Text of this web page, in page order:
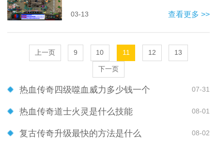
03-13 查看更多 >>
上一页 9 10 11 12 13
下一页
热血传奇四级噬血威力多少钱一个 07-31
热血传奇道士火灵是什么技能 08-01
复古传奇升级最快的方法是什么 08-02